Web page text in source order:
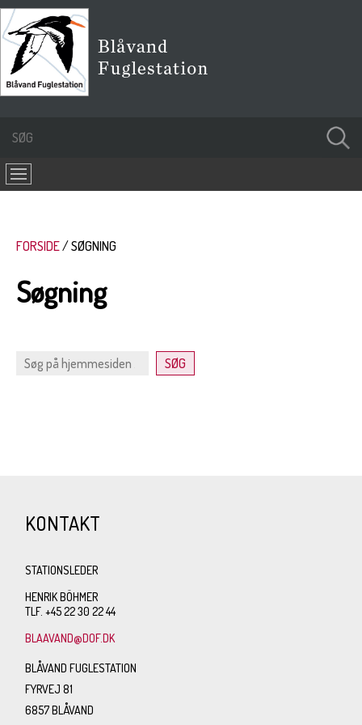
FORSIDE SØGNING
Søgning
KONTAKT
STATIONSLEDER
HENRIK BÖHMER
TLF. +45 22 30 22 44
BLAAVAND@DOF.DK
BLÅVAND FUGLESTATION
FYRVEJ 81
6857 BLÅVAND